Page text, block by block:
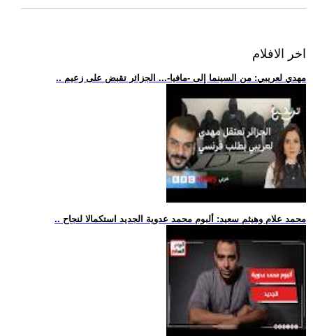
اخر الافلام
.. مهدي لعريبي: من السينما إلى -مافيا-... الجزائر تقبض على زعيم
.. محمد علام وهيثم سعيد: ألبوم محمد عدوية الجديد استكمالا لنجاح